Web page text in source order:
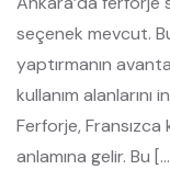
seçenek mevcut.
yaptırmanın
kullanım
Ferforje,
anlamına gelir. Bu